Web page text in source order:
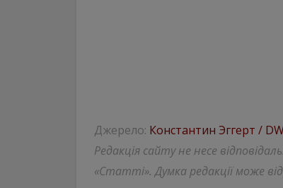
Джерело: Константин Эггерт /
Редакція сайту не несе
«Статті». Думка редакції може